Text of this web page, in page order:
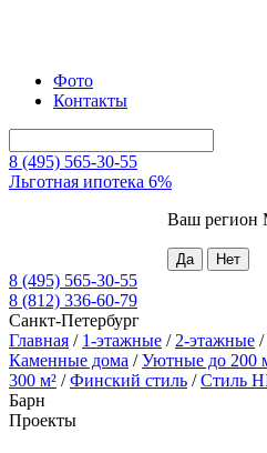
Фото
Контакты
8 (495) 565-30-55
Льготная ипотека 6%
Ваш регион
8 (495) 565-30-55
8 (812) 336-60-79
Санкт-Петербург
Главная / 1-этажные / 2-этажные /
Каменные дома /Уютные до 200
300 м² /Финский стиль /Стиль
Барн
Проекты